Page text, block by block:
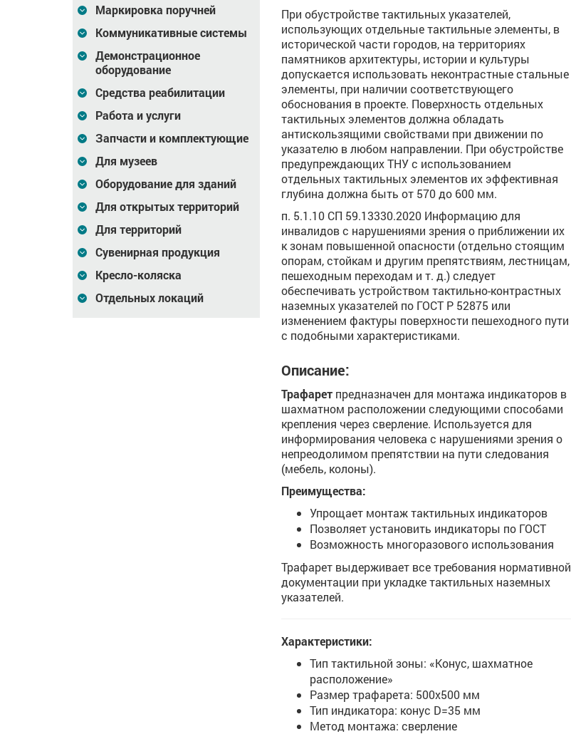
Маркировка поручней
Коммуникативные системы
Демонстрационное
оборудование
Средства реабилитации
Работа и услуги
Запчасти и комплектующие
Для музеев
Оборудование для зданий
Для открытых территорий
Для территорий
Сувенирная продукция
Кресло-коляска
Отдельных локаций
При обустройстве тактильных указателей,
использующих отдельные тактильные элементы, в
исторической части городов, на территориях
памятников архитектуры, истории и культуры
допускается использовать неконтрастные стальные
элементы, при наличии соответствующего
обоснования в проекте. Поверхность отдельных
тактильных элементов должна обладать
антискользящими свойствами при движении по
указателю в любом направлении. При обустройстве
предупреждающих ТНУ с использованием
отдельных тактильных элементов их эффективная
глубина должна быть от 570 до 600 мм.
п. 5.1.10 СП 59.13330.2020 Информацию для
инвалидов с нарушениями зрения о приближении их
к зонам повышенной опасности (отдельно стоящим
опорам, стойкам и другим препятствиям, лестницам,
пешеходным переходам и т. д.) следует
обеспечивать устройством тактильно-контрастных
наземных указателей по ГОСТ Р 52875 или
изменением фактуры поверхности пешеходного пути
с подобными характеристиками.
Описание:
Трафаретпредназначен для монтажа индикаторов в
шахматном расположении следующими способами
крепления через сверление. Используется для
информирования человека с нарушениями зрения о
непреодолимом препятствии на пути следования
(мебель, колоны).
Преимущества:
Упрощает монтаж тактильных индикаторов
Позволяет установить индикаторы по ГОСТ
Возможность многоразового использования
Трафарет выдерживает все требования нормативной
документации при укладке тактильных наземных
указателей.
Характеристики:
Тип тактильной зоны: «Конус, шахматное
расположение»
Размер трафарета: 500х500 мм
Тип индикатора: конус D=35 мм
Метод монтажа: сверление